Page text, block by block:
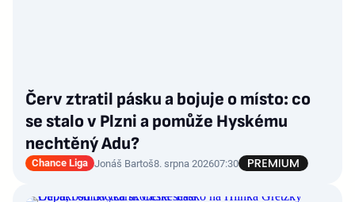
Červ ztratil pásku a bojuje o místo: co
se stalo v Plzni a pomůže Hyskému
nechtěný Adu?
Chance Liga Jonáš Bartoš8. srpna 202607:30